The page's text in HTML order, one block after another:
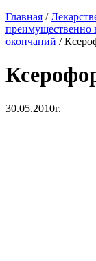
Главная /
преимущественно
окончаний /
30.05.2010г.